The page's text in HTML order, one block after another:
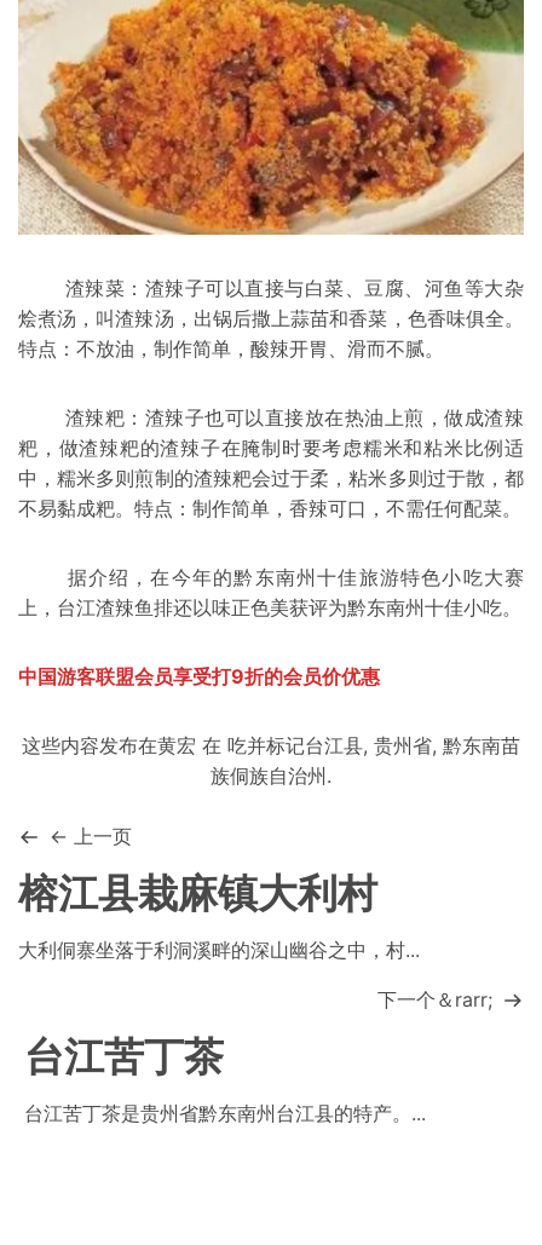
渣辣菜：渣辣子可以直接与白菜、豆腐、河鱼等大杂
烩煮汤，叫渣辣汤，出锅后撒上蒜苗和香菜 ，色香味俱全。
特点：不放油，制作简单，酸辣开胃、滑而不腻。
渣辣粑：渣辣子也可以直接放在热油上煎，做成渣辣
粑，做渣辣粑的渣辣子在腌制时要考虑糯米和粘米比例适
中，糯米多则煎制的渣辣粑会过于柔，粘米多则过于散，都
不易黏成粑。特点：制作简单，香辣可口，不需任何配菜。
据介绍，在今年的黔东南州十佳旅游特色小吃大赛
上，台江渣辣鱼排还以味正色美获评为黔东南州十佳小吃。
中国游客联盟会员享受打9折的会员价优惠
这些内容发布在黄宏 在 吃并标记台江县, 贵州省, 黔东南苗
族侗族自治州 .
← 上一页
榕江县栽麻镇大利村
大利侗寨坐落于利洞溪畔的深山幽谷之中，村...
下一个＆rarr;
台江苦丁茶
台江苦丁茶是贵州省黔东南州台江县的特产。...